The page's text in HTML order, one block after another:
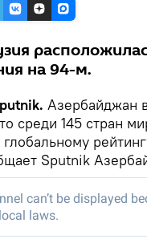
на 94-м.
Азербайджан
среди 145 стран
Sputnik